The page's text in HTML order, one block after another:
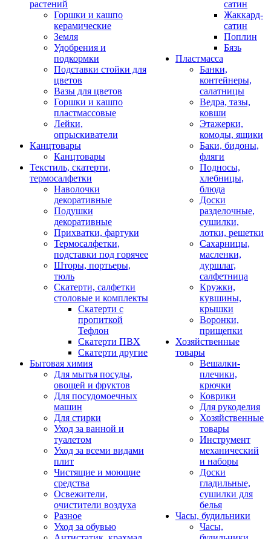
растений
Горшки и кашпо
керамические
Земля
Удобрения и
подкормки
Подставки стойки для
цветов
Вазы для цветов
Горшки и кашпо
пластмассовые
Лейки,
опрыскиватели
Канцтовары
Канцтовары
Текстиль, скатерти,
термосалфетки
Наволочки
декоративные
Подушки
декоративные
Прихватки, фартуки
Термосалфетки,
подставки под горячее
Шторы, портьеры,
тюль
Скатерти, салфетки
столовые и комплекты
Скатерти с
пропиткой
Тефлон
Скатерти ПВХ
Скатерти другие
Бытовая химия
Для мытья посуды,
овощей и фруктов
Для посудомоечных
машин
Для стирки
Уход за ванной и
туалетом
Уход за всеми видами
плит
Чистящие и моющие
средства
Освежители,
очистители воздуха
Разное
Уход за обувью
сатин
Жаккард-
сатин
Поплин
Бязь
Пластмасса
Банки,
контейнеры,
салатницы
Ведра, тазы,
ковши
Этажерки,
комоды, ящики
Баки, бидоны,
фляги
Подносы,
хлебницы,
блюда
Доски
разделочные,
сушилки,
лотки, решетки
Сахарницы,
масленки,
дуршлаг,
салфетница
Кружки,
кувшины,
крышки
Воронки,
прищепки
Хозяйственные
товары
Вешалки-
плечики,
крючки
Коврики
Для рукоделия
Хозяйственные
товары
Инструмент
механический
и наборы
Доски
гладильные,
сушилки для
белья
Часы, будильники
Часы,